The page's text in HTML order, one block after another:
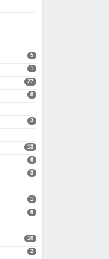
5
1
27
8
3
13
6
3
1
6
10
2